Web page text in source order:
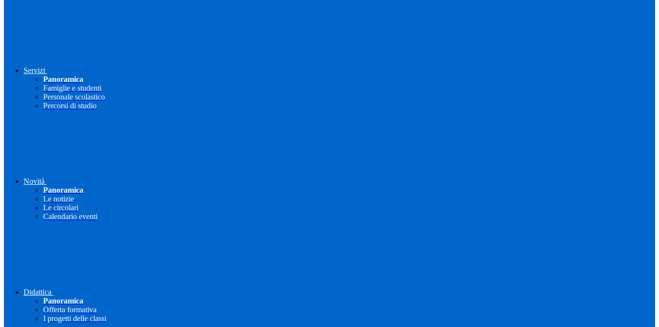
Servizi
Panoramica
Famiglie e studenti
Personale scolastico
Percorsi di studio
Novità
Panoramica
Le notizie
Le circolari
Calendario eventi
Didattica
Panoramica
Offerta formativa
I progetti delle classi